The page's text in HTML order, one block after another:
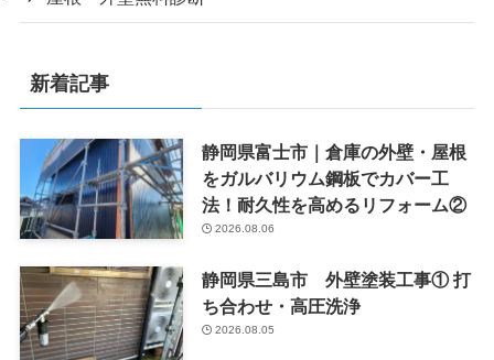
新着記事
静岡県富士市｜倉庫の外壁・屋根
をガルバリウム鋼板でカバー工
法！耐久性を高めるリフォーム②
2026.08.06
静岡県三島市 外壁塗装工事① 打
ち合わせ・高圧洗浄
2026.08.05